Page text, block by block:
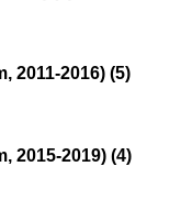
2011-2016) (5)
2015-2019) (4)